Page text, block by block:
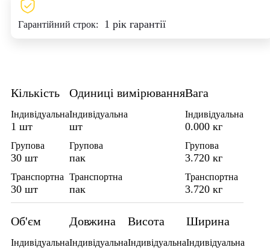
Гарантійний строк: 1 рік гарантії
Кількість
Індивідуальна
1 шт
Групова
30 шт
Транспортна
30 шт
Одиниці вимірювання
Індивідуальна
шт
Групова
пак
Транспортна
пак
Вага
Індивідуальна
0.000 кг
Групова
3.720 кг
Транспортна
3.720 кг
Об'єм
Індивідуальна
Довжина
Індивідуальна
Висота
Індивідуальна
Ширина
Індивідуальна